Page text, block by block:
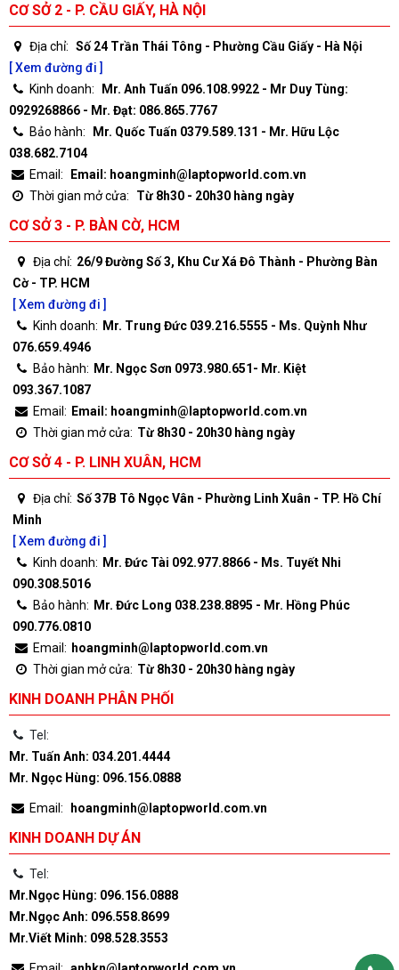
CƠ SỞ 2 - P. CẦU GIẤY, HÀ NỘI
Địa chỉ: Số 24 Trần Thái Tông - Phường Cầu Giấy - Hà Nội
[ Xem đường đi ]
Kinh doanh:
Mr. Anh Tuấn 096.108.9922 - Mr Duy Tùng:
0929268866 - Mr. Đạt: 086.865.7767
Bảo hành:
Mr. Quốc Tuấn 0379.589.131 - Mr. Hữu Lộc
038.682.7104
Email:
Email: hoangminh@laptopworld.com.vn
Thời gian mở cửa:
Từ 8h30 - 20h30 hàng ngày
CƠ SỞ 3 - P. BÀN CỜ, HCM
Địa chỉ: 26/9 Đường Số 3, Khu Cư Xá Đô Thành - Phường Bàn
Cờ - TP. HCM
[ Xem đường đi ]
Kinh doanh: Mr. Trung Đức 039.216.5555 - Ms. Quỳnh Như
076.659.4946
Bảo hành: Mr. Ngọc Sơn 0973.980.651- Mr. Kiệt
093.367.1087
Email: Email: hoangminh@laptopworld.com.vn
Thời gian mở cửa: Từ 8h30 - 20h30 hàng ngày
CƠ SỞ 4 - P. LINH XUÂN, HCM
Địa chỉ: Số 37B Tô Ngọc Vân - Phường Linh Xuân - TP. Hồ Chí
Minh
[ Xem đường đi ]
Kinh doanh: Mr. Đức Tài 092.977.8866 - Ms. Tuyết Nhi
090.308.5016
Bảo hành: Mr. Đức Long 038.238.8895 - Mr. Hồng Phúc
090.776.0810
Email: hoangminh@laptopworld.com.vn
Thời gian mở cửa: Từ 8h30 - 20h30 hàng ngày
KINH DOANH PHÂN PHỐI
Tel:
Mr. Tuấn Anh: 034.201.4444
Mr. Ngọc Hùng: 096.156.0888
Email: hoangminh@laptopworld.com.vn
KINH DOANH DỰ ÁN
Tel:
Mr.Ngọc Hùng: 096.156.0888
Mr.Ngọc Anh: 096.558.8699
Mr.Viết Minh: 098.528.3553